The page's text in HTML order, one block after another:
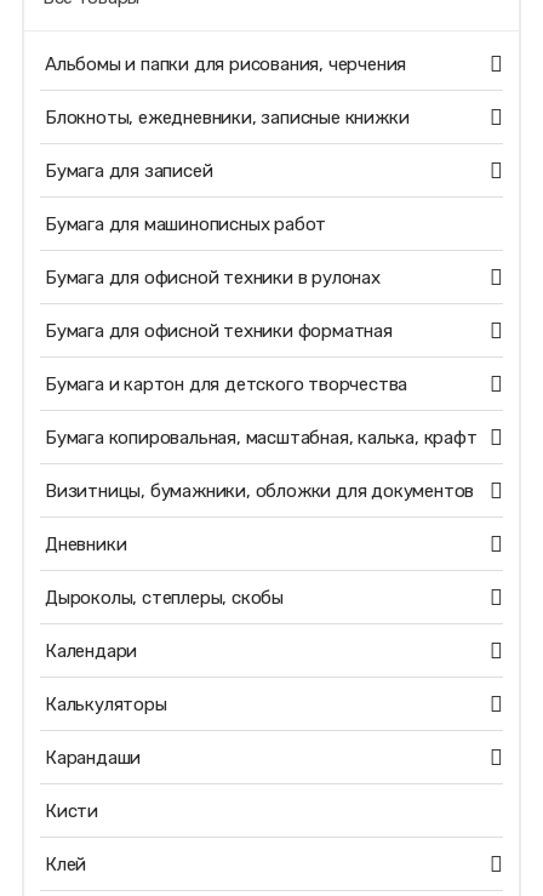
Альбомы и папки для рисования, черчения
Блокноты, ежедневники, записные книжки
Бумага для записей
Бумага для машинописных работ
Бумага для офисной техники в рулонах
Бумага для офисной техники форматная
Бумага и картон для детского творчества
Бумага копировальная, масштабная, калька, крафт
Визитницы, бумажники, обложки для документов
Дневники
Дыроколы, степлеры, скобы
Календари
Калькуляторы
Карандаши
Кисти
Клей